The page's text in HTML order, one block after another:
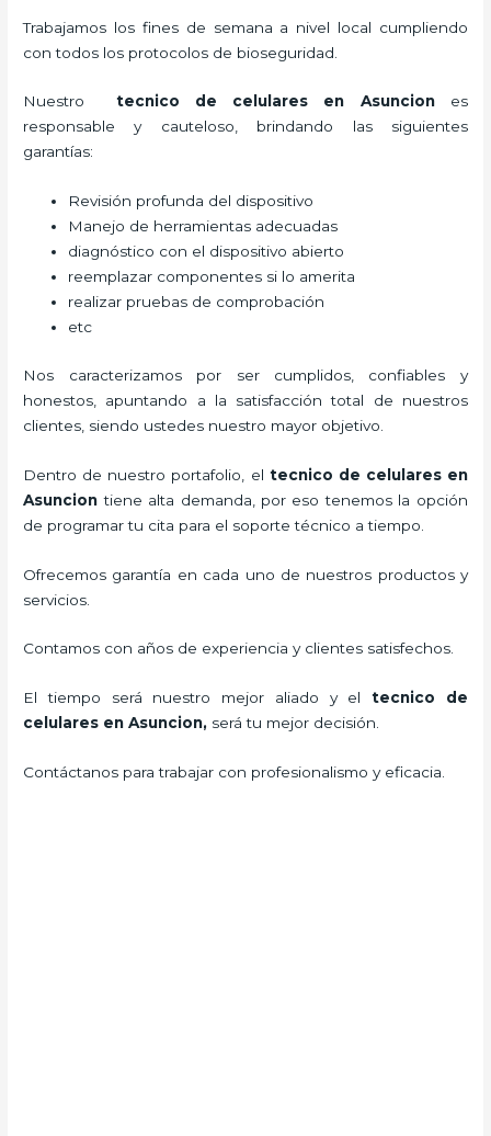
Trabajamos los fines de semana a nivel local cumpliendo
con todos los protocolos de bioseguridad.
Nuestro tecnico de celulares en Asuncion
es
responsable y cauteloso, brindando las siguientes
garantías:
Revisión profunda del dispositivo
Manejo de herramientas adecuadas
diagnóstico con el dispositivo abierto
reemplazar componentes si lo amerita
realizar pruebas de comprobación
etc
Nos caracterizamos por ser cumplidos, confiables y
honestos, apuntando a la satisfacción total de nuestros
clientes, siendo ustedes nuestro mayor objetivo.
Dentro de nuestro portafolio, el tecnico de celulares en
Asuncion tiene alta demanda, por eso tenemos la opción
de programar tu cita para el soporte técnico a tiempo.
Ofrecemos garantía en cada uno de nuestros productos y
servicios.
Contamos con años de experiencia y clientes satisfechos.
El tiempo será nuestro mejor aliado y eltecnico de
celulares en Asuncion, será tu mejor decisión.
Contáctanos para trabajar con profesionalismo y eficacia.